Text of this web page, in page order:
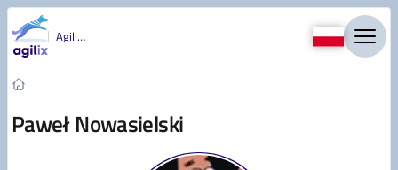
Przejdź do treści
Agility
Paweł Nowasielski